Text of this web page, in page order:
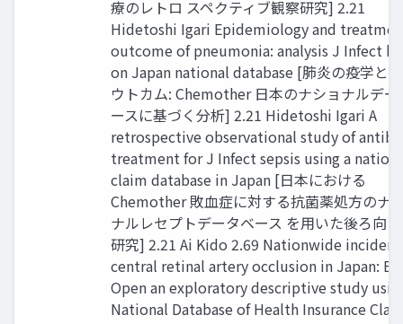
療のレトロ スペクティブ観察研究] 2.21
Hidetoshi Igari Epidemiology and
outcome of pneumonia: analysis J Infect
on Japan national database [肺炎の疫学と
ウトカム: Chemother 日本のナショナルデー
ースに基づく分析] 2.21 Hidetoshi Igari A
retrospective observational study of
treatment for J Infect sepsis using a
claim database in Japan [日本における
Chemother 敗血症に対する抗菌薬処方のナ
ナルレセプトデータベース を用いた後ろ向
研究] 2.21 Ai Kido 2.69 Nationwide
central retinal artery occlusion in Japan:
Open an exploratory descriptive study
National Database of Health Insurance